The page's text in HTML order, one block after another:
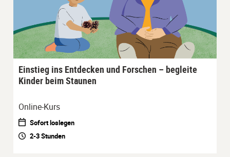
Einstieg ins Entdecken und Forschen – begleite
Kinder beim Staunen
Online-Kurs
Sofort loslegen
2-3 Stunden